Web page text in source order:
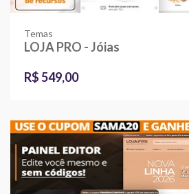
Temas
LOJA PRO - Jóias
R$ 549,00